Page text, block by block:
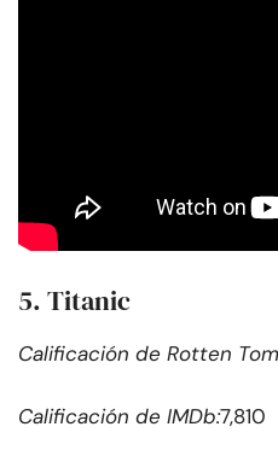
5. Titanic
Calificación de Rotten
Calificación de IMDb:7,810